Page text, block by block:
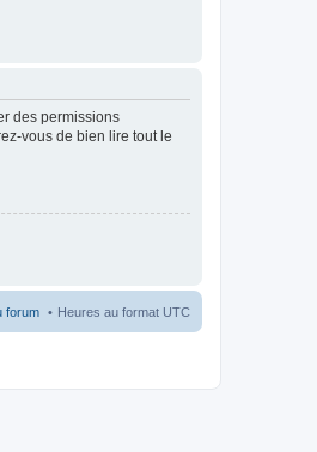
des permissions
vous de bien lire tout le
Heures au format UTC
forum